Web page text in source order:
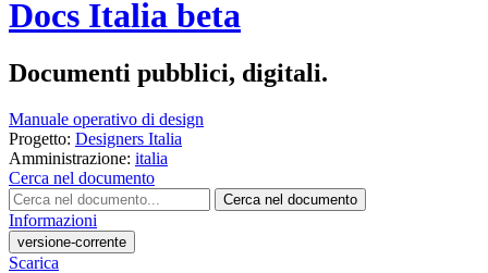
Docs Italia beta
Documenti pubblici, digitali.
Manuale operativo di design
Progetto: Designers Italia
Amministrazione: italia
Cerca nel documento
Cerca nel documento
Informazioni
versione-corrente
Scarica